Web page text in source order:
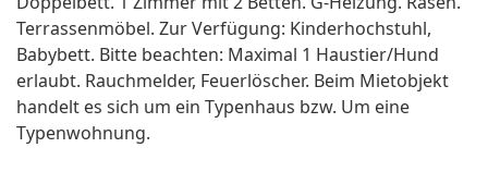
Terrassenmöbel. Zur Verfügung: Kinderhochstuhl,
Babybett. Bitte beachten: Maximal 1 Haustier/Hund
erlaubt. Rauchmelder, Feuerlöscher. Beim Mietobjekt
handelt es sich um ein Typenhaus bzw. Um eine
Typenwohnung.